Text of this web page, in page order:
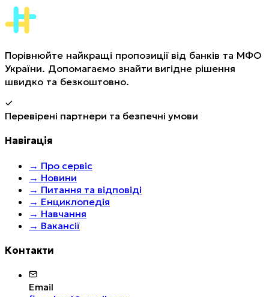
Порівнюйте найкращі пропозиції від банків та МФО
України. Допомагаємо знайти вигідне рішення
швидко та безкоштовно.
Перевірені партнери та безпечні умови
Навігація
→ Про сервіс
→ Новини
→ Питання та відповіді
→ Енциклопедія
→ Навчання
→ Вакансії
Контакти
Email